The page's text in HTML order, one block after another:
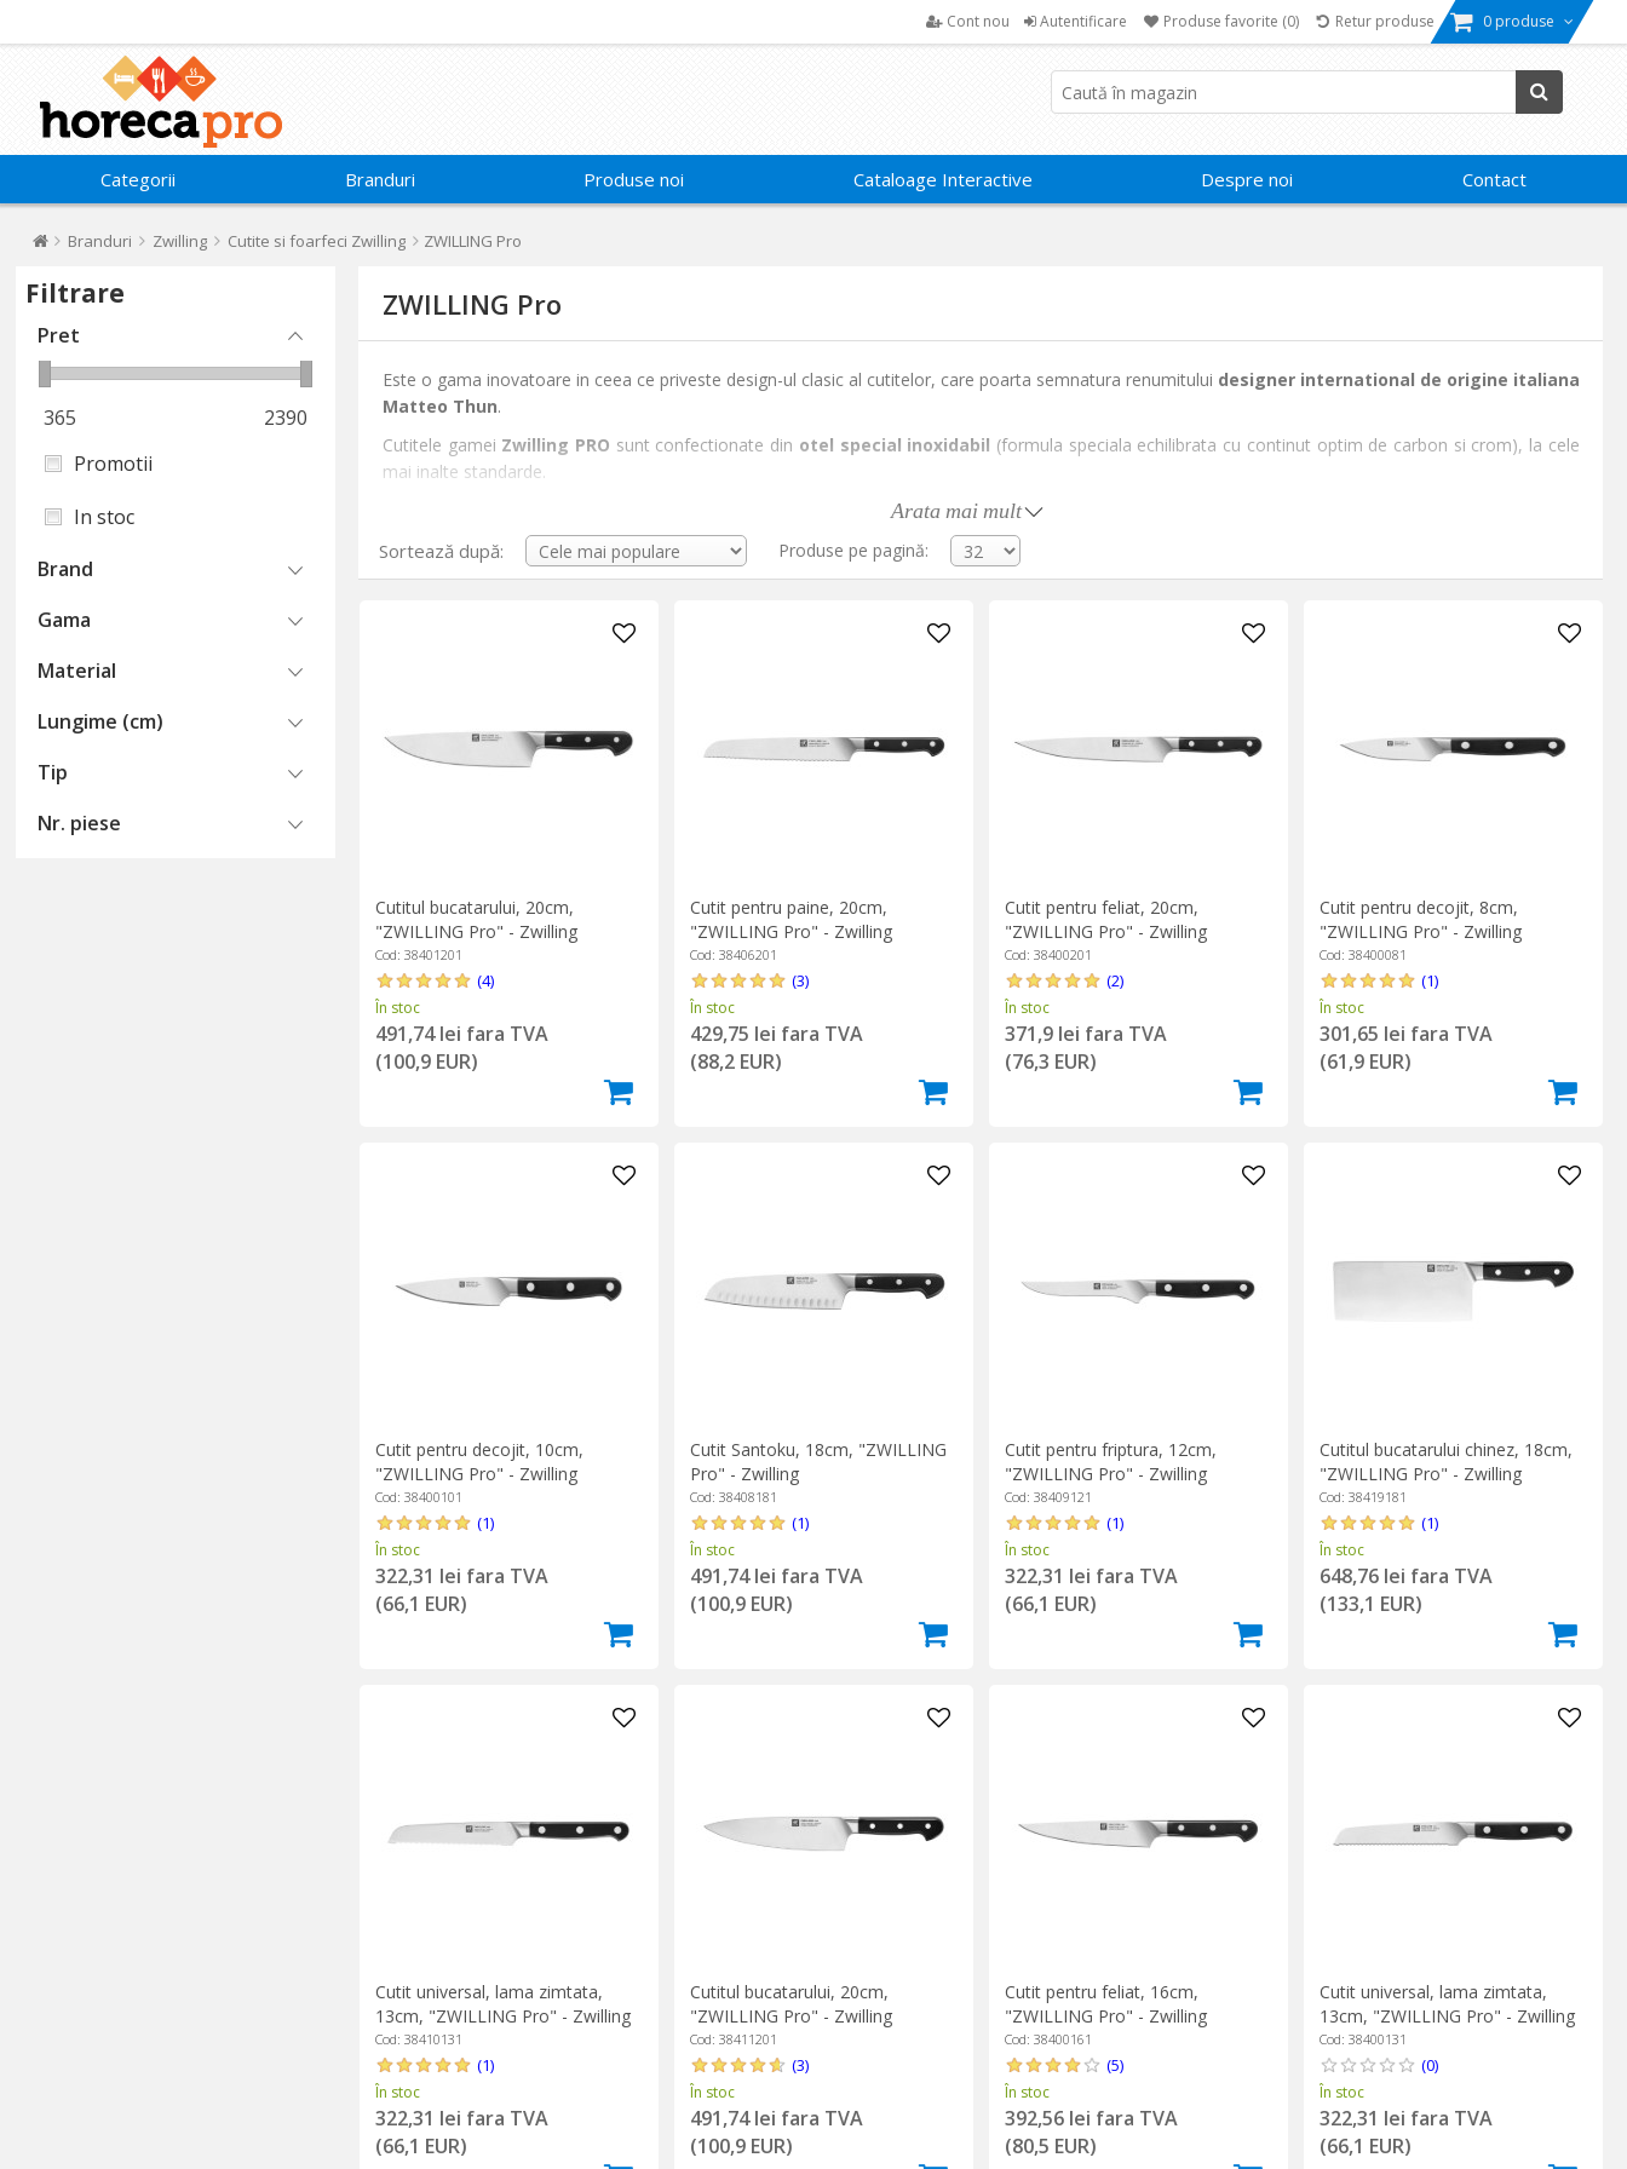
Cont nou Autentificare Produse favorite (0) Retur produse 0 produse
Categorii Branduri Produse noi Cataloage Interactive Despre noi Contact
Branduri Zwilling Cutite si foarfeci Zwilling ZWILLING Pro
Filtrare
Pret
365
2390
Promotii
In stoc
Brand
Gama
Material
Lungime (cm)
Tip
Nr. piese
ZWILLING Pro
Este o gama inovatoare in ceea ce priveste design-ul clasic al cutitelor, care poarta semnatura renumitului designer international de origine italiana
Matteo Thun.
Cutitele gamei Zwilling PRO sunt confectionate din otel special inoxidabil (formula speciala echilibrata cu continut optim de carbon si crom), la cele
mai inalte standarde.
- Design deosebit al lamei pentru un efect vizual special si o ergonomie sporita (curbura accentuata in sus spre varf - ultima tendinta in materie);
- Lama FRIODUR®, calita prin proces criogenic;
- Verificarea lamei la abateri prin control laser;
Arata mai mult
Sortează după: Produse pe pagină:
Cutitul bucatarului, 20cm,
"ZWILLING Pro" - Zwilling
Cod: 38401201
(4)
În stoc
491,74 lei fara TVA
(100,9 EUR)
Cutit pentru paine, 20cm,
"ZWILLING Pro" - Zwilling
Cod: 38406201
(3)
În stoc
429,75 lei fara TVA
(88,2 EUR)
Cutit pentru feliat, 20cm,
"ZWILLING Pro" - Zwilling
Cod: 38400201
(2)
În stoc
371,9 lei fara TVA
(76,3 EUR)
Cutit pentru decojit, 8cm,
"ZWILLING Pro" - Zwilling
Cod: 38400081
(1)
În stoc
301,65 lei fara TVA
(61,9 EUR)
Cutit pentru decojit, 10cm,
"ZWILLING Pro" - Zwilling
Cod: 38400101
(1)
În stoc
322,31 lei fara TVA
(66,1 EUR)
Cutit Santoku, 18cm, "ZWILLING
Pro" - Zwilling
Cod: 38408181
(1)
În stoc
491,74 lei fara TVA
(100,9 EUR)
Cutit pentru friptura, 12cm,
"ZWILLING Pro" - Zwilling
Cod: 38409121
(1)
În stoc
322,31 lei fara TVA
(66,1 EUR)
Cutitul bucatarului chinez, 18cm,
"ZWILLING Pro" - Zwilling
Cod: 38419181
(1)
În stoc
648,76 lei fara TVA
(133,1 EUR)
Cutit universal, lama zimtata,
13cm, "ZWILLING Pro" - Zwilling
Cod: 38410131
(1)
În stoc
322,31 lei fara TVA
(66,1 EUR)
Cutitul bucatarului, 20cm,
"ZWILLING Pro" - Zwilling
Cod: 38411201
(3)
În stoc
491,74 lei fara TVA
(100,9 EUR)
Cutit pentru feliat, 16cm,
"ZWILLING Pro" - Zwilling
Cod: 38400161
(5)
În stoc
392,56 lei fara TVA
(80,5 EUR)
Cutit universal, lama zimtata,
13cm, "ZWILLING Pro" - Zwilling
Cod: 38400131
(0)
În stoc
322,31 lei fara TVA
(66,1 EUR)